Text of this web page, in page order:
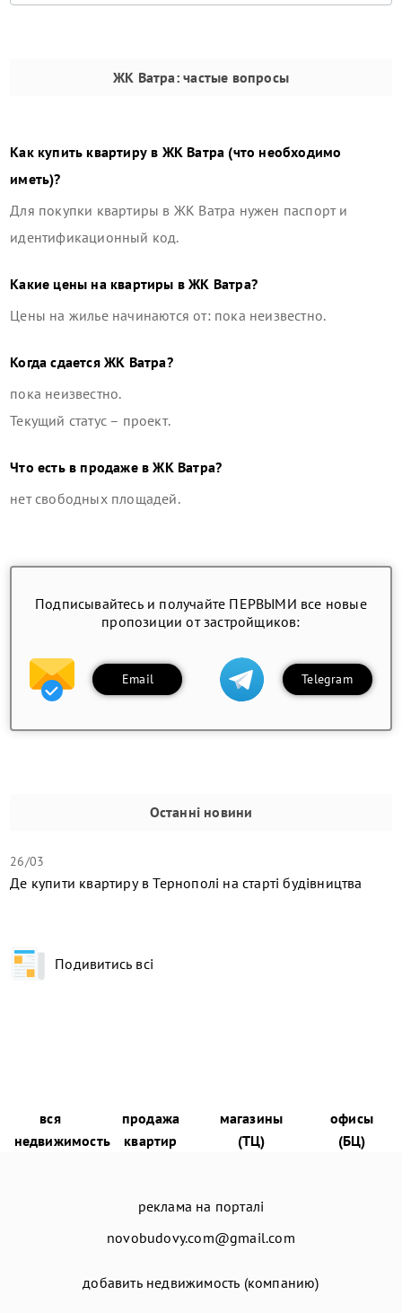
ЖК Ватра: частые вопросы
Как купить квартиру в ЖК Ватра (что необходимо
иметь)?
Для покупки квартиры в ЖК Ватра нужен паспорт и
идентификационный код.
Какие цены на квартиры вЖК Ватра?
Цены на жилье начинаются от: пока неизвестно.
Когда сдаетсяЖК Ватра?
пока неизвестно.
Текущий статус – проект.
Что есть в продаже вЖК Ватра?
нет свободных площадей.
Подписывайтесь и получайте ПЕРВЫМИ все новые
пропозиции от застройщиков:
Email Telegram
Останні новини
26/03
Де купити квартиру в Тернополі на старті будівництва
Подивитись всі
вся
недвижимость
продажа
квартир
магазины
(ТЦ)
офисы
(БЦ)
реклама на порталі
novobudovy.com@gmail.com
добавить недвижимость (компанию)